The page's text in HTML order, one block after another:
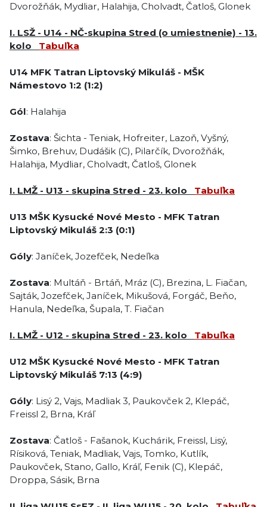
Dvorožňák, Mydliar, Halahija, Cholvadt, Čatloš, Glonek
I. LSŽ - U14 - NČ-skupina Stred (o umiestnenie) - 13.
kolo Tabuľka
U14 MFK Tatran Liptovský Mikuláš - MŠK
Námestovo 1:2 (1:2)
Gól: Halahija
Zostava: Šichta - Teniak, Hofreiter, Lazoň, Vyšný,
Šimko, Brehuv, Dudášik (C), Pilarčík, Dvorožňák,
Halahija, Mydliar, Cholvadt, Čatloš, Glonek
I. LMŽ - U13 - skupina Stred - 23. kolo Tabuľka
U13 MŠK Kysucké Nové Mesto - MFK Tatran
Liptovský Mikuláš 2:3 (0:1)
Góly: Janíček, Jozefček, Nedeľka
Zostava: Multáň - Brtáň, Mráz (C), Brezina, L. Fiačan,
Sajták, Jozefček, Janíček, Mikušová, Forgáč, Beňo,
Hanula, Nedeľka, Šupala, T. Fiačan
I. LMŽ - U12 - skupina Stred - 23. kolo Tabuľka
U12 MŠK Kysucké Nové Mesto - MFK Tatran
Liptovský Mikuláš 7:13 (4:9)
Góly: Lisý 2, Vajs, Madliak 3, Paukovček 2, Klepáč,
Freissl 2, Brna, Kráľ
Zostava: Čatloš - Fašanok, Kuchárik, Freissl, Lisý,
Rísiková, Teniak, Madliak, Vajs, Tomko, Kutlík,
Paukovček, Stano, Gallo, Kráľ, Fenik (C), Klepáč,
Droppa, Sásik, Brna